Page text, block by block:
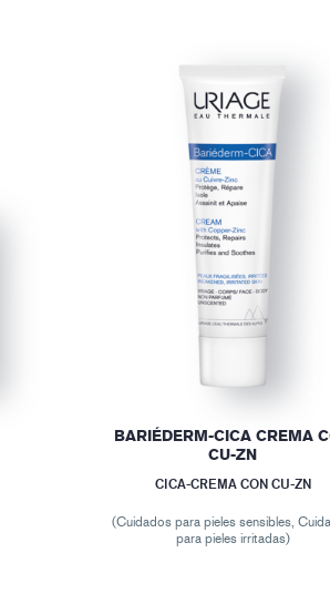
BARIÉDERM-CICA CREMA
CU-ZN
CICA-CREMA CON CU-ZN
(Cuidados para pieles sensibles,
para pieles irritadas)